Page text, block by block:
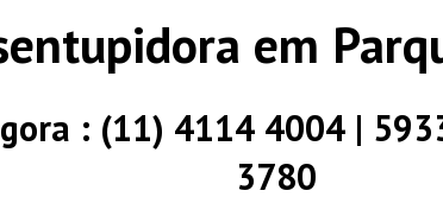
em
: (11) 4114 4004 |
3780